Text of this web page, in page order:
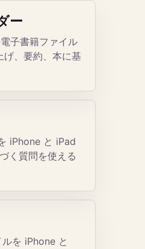
ー
子書籍ファイル
、要約、本に基
iPhone と iPad
く質問を使える
を iPhone と